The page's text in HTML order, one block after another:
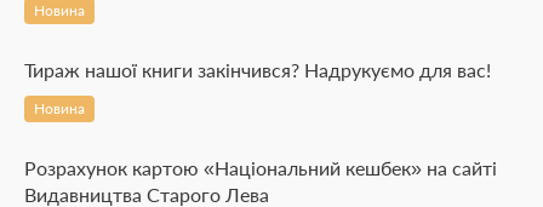
Новина
Тираж нашої книги закінчився? Надрукуємо для вас!
Новина
Розрахунок картою «Національний кешбек» на сайті
Видавництва Старого Лева